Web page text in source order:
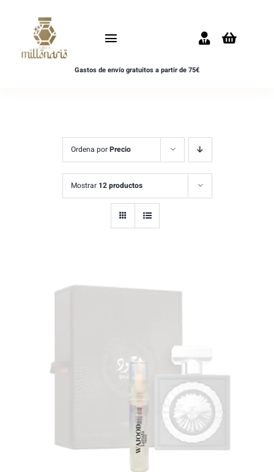
contenido
Toggle
Navigation
LATTAFA
Gastos de envío gratuitos a partir de 75€
Ordena porPrecio
Mostrar 12 productos